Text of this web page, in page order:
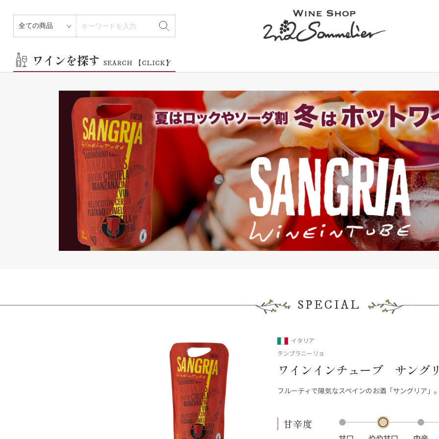
ワインを探す SEARCH 【CLICK】
SPECIAL
イタリア
テンプラニーリョ
ワインインチューブ サング
フルーティで陽気なスペインのお酒「サングリア」
甘辛度